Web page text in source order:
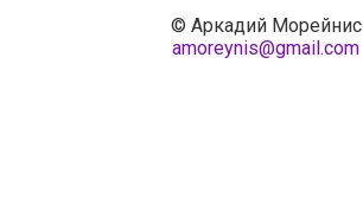
© Аркадий Морейнис
amoreynis@gmail.com